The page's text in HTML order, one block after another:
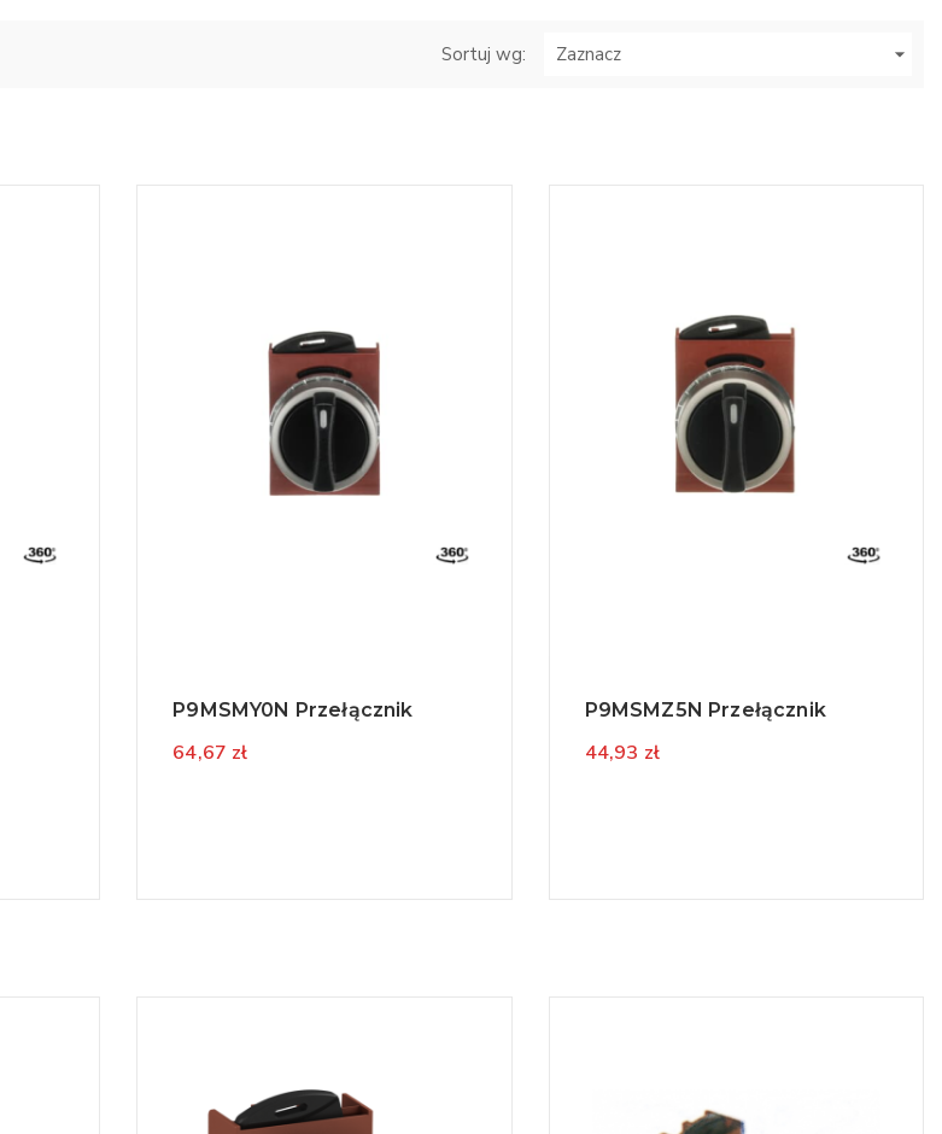
Sortuj wg: Zaznacz 
P9MSMY0N Przełącznik
64,67 zł
P9MSMZ5N Przełącznik
44,93 zł